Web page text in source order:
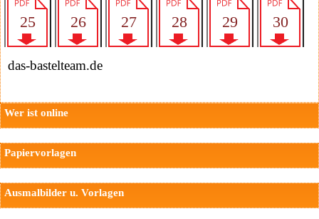
das-bastelteam.de
Wer ist online
Papiervorlagen
Ausmalbilder u. Vorlagen